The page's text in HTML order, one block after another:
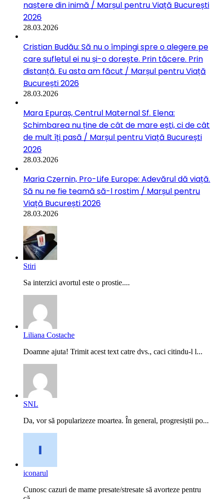
naștere din inimă / Marșul pentru Viață București
2026
28.03.2026
Cristian Budău: Să nu o împingi spre o alegere pe
care sufletul ei nu și-o dorește. Prin tăcere. Prin
distanță. Eu asta am făcut / Marșul pentru Viață
București 2026
28.03.2026
Mara Epuraș, Centrul Maternal Sf. Elena:
Schimbarea nu ține de cât de mare ești, ci de cât
de mult îți pasă / Marșul pentru Viață București
2026
28.03.2026
Maria Czernin, Pro-Life Europe: Adevărul dă viață.
Să nu ne fie teamă să-l rostim / Marșul pentru
Viață București 2026
28.03.2026
Stiri
Sa interzici avortul este o prostie....
Liliana Costache
Doamne ajuta! Trimit acest text catre dvs., caci citindu-l l...
SNL
Da, vor să popularizeze moartea. În general, progresiștii po...
iconarul
Cunosc cazuri de mame presate/stresate să avorteze pentru